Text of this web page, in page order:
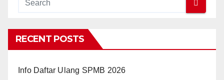
RECENT POSTS
Info Daftar Ulang SPMB 2026